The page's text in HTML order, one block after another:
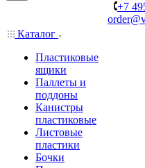
+7
Каталог
Пластиковые
ящики
Паллеты и
поддоны
Канистры
пластиковые
Листовые
пластики
Бочки